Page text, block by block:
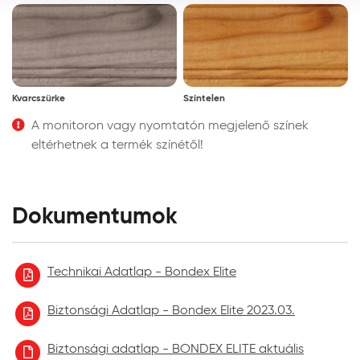
meghatározni.
A feldolgozás hőmérséklete: Javasolt +5-25oCközötti
anyag, alapfelület és levegő hőmérsékleten, 80%-os
relatív páratartalom alatt.
követően, a felesleges anyagot 30 percen belül törölje le
nem szöszölő, puharuhával vagy szivaccsal.
A Bondex Elite olaj gyárilag lekevertszínekben kapható. A
színezhető.
Száradási idő, átvonhatóság:
függ az alapfelülettől, a páratartalomtól, a
Kvarcszürke Színtelen
A monitoron vagy nyomtatón megjelenő színek
eltérhetnek a termék színétől!
Dokumentumok
Technikai Adatlap - Bondex Elite
Biztonsági Adatlap - Bondex Elite 2023.03.
Biztonsági adatlap - BONDEX ELITE aktuális